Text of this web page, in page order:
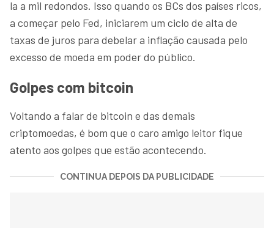
la a mil redondos. Isso quando os BCs dos países ricos,
a começar pelo Fed, iniciarem um ciclo de alta de
taxas de juros para debelar a inflação causada pelo
excesso de moeda em poder do público.
Golpes com bitcoin
Voltando a falar de bitcoin e das demais
criptomoedas, é bom que o caro amigo leitor fique
atento aos golpes que estão acontecendo.
CONTINUA DEPOIS DA PUBLICIDADE